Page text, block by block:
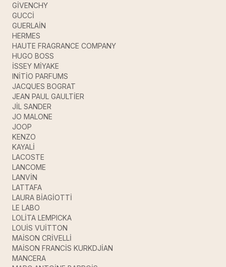
GİVENCHY
GUCCİ
GUERLAİN
HERMES
HAUTE FRAGRANCE COMPANY
HUGO BOSS
İSSEY MİYAKE
INİTİO PARFUMS
JACQUES BOGRAT
JEAN PAUL GAULTİER
JİL SANDER
JO MALONE
JOOP
KENZO
KAYALİ
LACOSTE
LANCOME
LANVİN
LATTAFA
LAURA BİAGİOTTİ
LE LABO
LOLİTA LEMPICKA
LOUİS VUİTTON
MAİSON CRİVELLİ
MAİSON FRANCİS KURKDJİAN
MANCERA